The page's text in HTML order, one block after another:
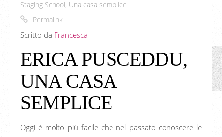
Staging School, Una casa semplice
Permalink
Scritto da Francesca
ERICA PUSCEDDU,
UNA CASA
SEMPLICE
Oggi è molto più facile che nel passato conoscere le